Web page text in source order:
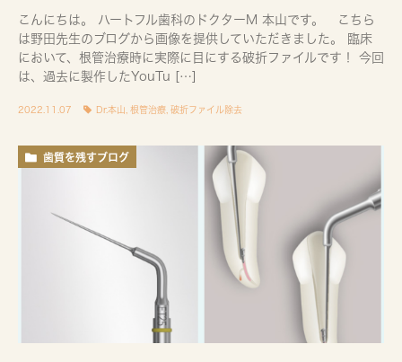
こんにちは。 ハートフル歯科のドクターM 本山です。 こちら
は野田先生のブログから画像を提供していただきました。 臨床
において、根管治療時に実際に目にする破折ファイルです！ 今回
は、過去に製作したYouTu […]
2022.11.07 Dr.本山 根管治療 破折ファイル除去
歯質を残すブログ